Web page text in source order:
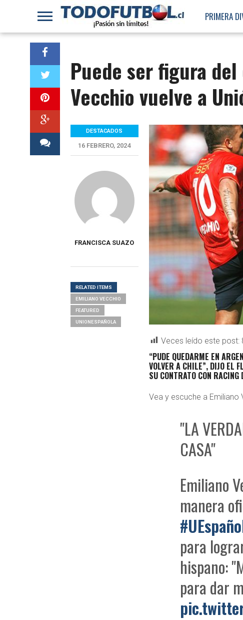
PRIMERA
Puede ser figura
Vecchio vuelve a
Veces leído este post:
“PUDE QUEDARME EN
VOLVER A CHILE”, DIJO EL
SU CONTRATO CON RACING
Vea y escuche a Emiliano
"LA
CASA"
Emiliano
manera
para
hispano:
para dar
DESTACADOS
16 FEBRERO, 2024
FRANCISCA SUAZO
RELATED ITEMS
EMILIANO VECCHIO
FEATURED
UNIONESPAÑOLA